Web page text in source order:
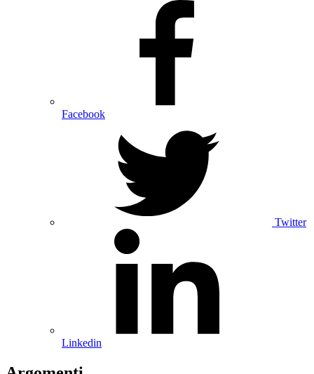
Facebook
Twitter
Linkedin